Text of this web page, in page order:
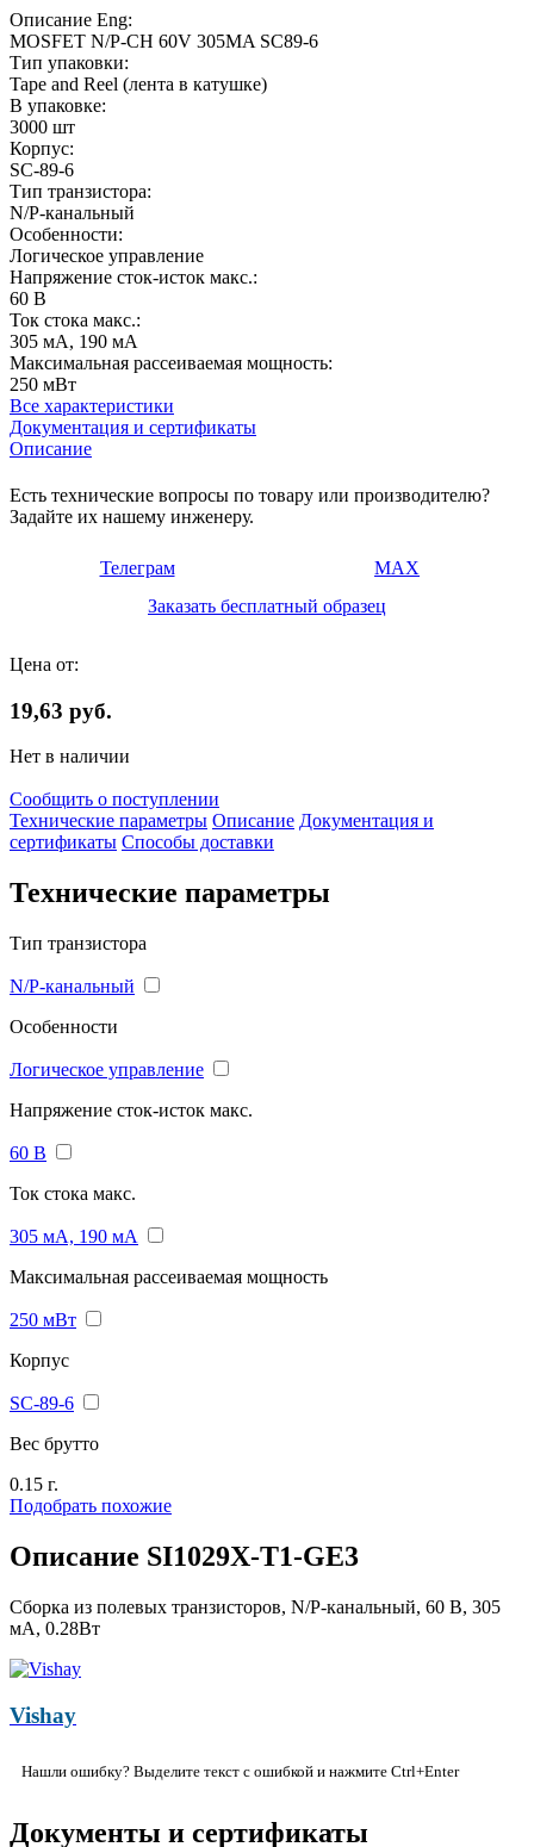
Описание Eng:
MOSFET N/P-CH 60V 305MA SC89-6
Тип упаковки:
Tape and Reel (лента в катушке)
В упаковке:
3000 шт
Корпус:
SC-89-6
Тип транзистора:
N/P-канальный
Особенности:
Логическое управление
Напряжение сток-исток макс.:
60 В
Ток стока макс.:
305 мА, 190 мА
Максимальная рассеиваемая мощность:
250 мВт
Все характеристики
Документация и сертификаты
Описание
Есть технические вопросы по товару или производителю?
Задайте их нашему инженеру.
Телеграм
MAX
Заказать бесплатный образец
Цена от:
19,63 руб.
Нет в наличии
Сообщить о поступлении
Технические параметры Описание Документация и
сертификаты Способы доставки
Технические параметры
Тип транзистора
N/P-канальный
Особенности
Логическое управление
Напряжение сток-исток макс.
60 В
Ток стока макс.
305 мА, 190 мА
Максимальная рассеиваемая мощность
250 мВт
Корпус
SC-89-6
Вес брутто
0.15 г.
Подобрать похожие
Описание SI1029X-T1-GE3
Сборка из полевых транзисторов, N/P-канальный, 60 В, 305
мА, 0.28Вт
Vishay
Нашли ошибку? Выделите текст с ошибкой и нажмите Ctrl+Enter
Документы и сертификаты